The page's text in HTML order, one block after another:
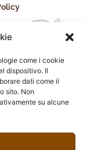
come i cookie
dispositivo. Il
dati come il
sito. Non
su alcune